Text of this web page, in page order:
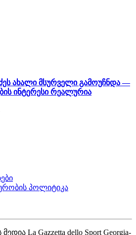
ახალი მსურველი გამოუჩნდა —
ინტერესი რეალურია
პოლიტიკა
La Gazzetta dello Sport Georgia-